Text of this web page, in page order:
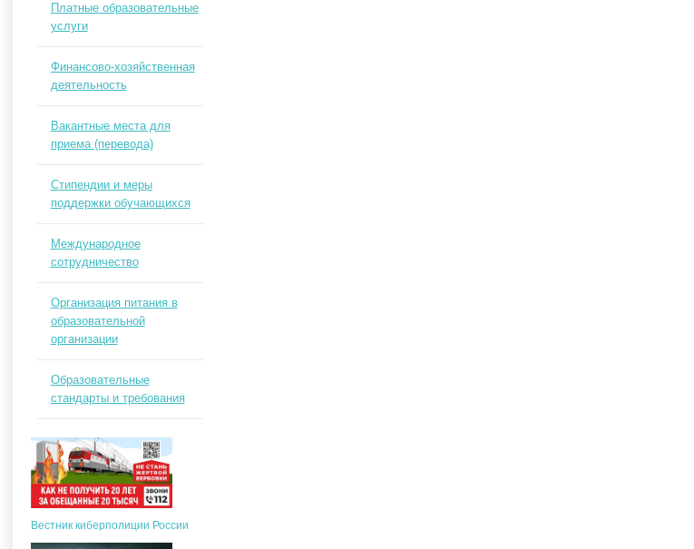
Платные образовательные
услуги
Финансово-хозяйственная
деятельность
Вакантные места для
приема (перевода)
Стипендии и меры
поддержки обучающихся
Международное
сотрудничество
Организация питания в
образовательной
организации
Образовательные
стандарты и требования
Вестник киберполиции России